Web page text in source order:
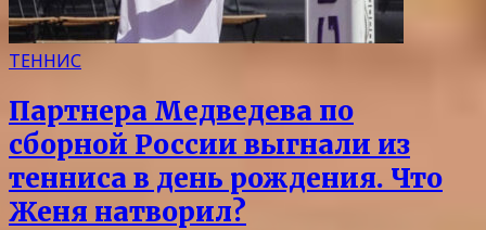
ТЕННИС
Партнера Медведева по
сборной России выгнали из
тенниса в день рождения. Что
Женя натворил?